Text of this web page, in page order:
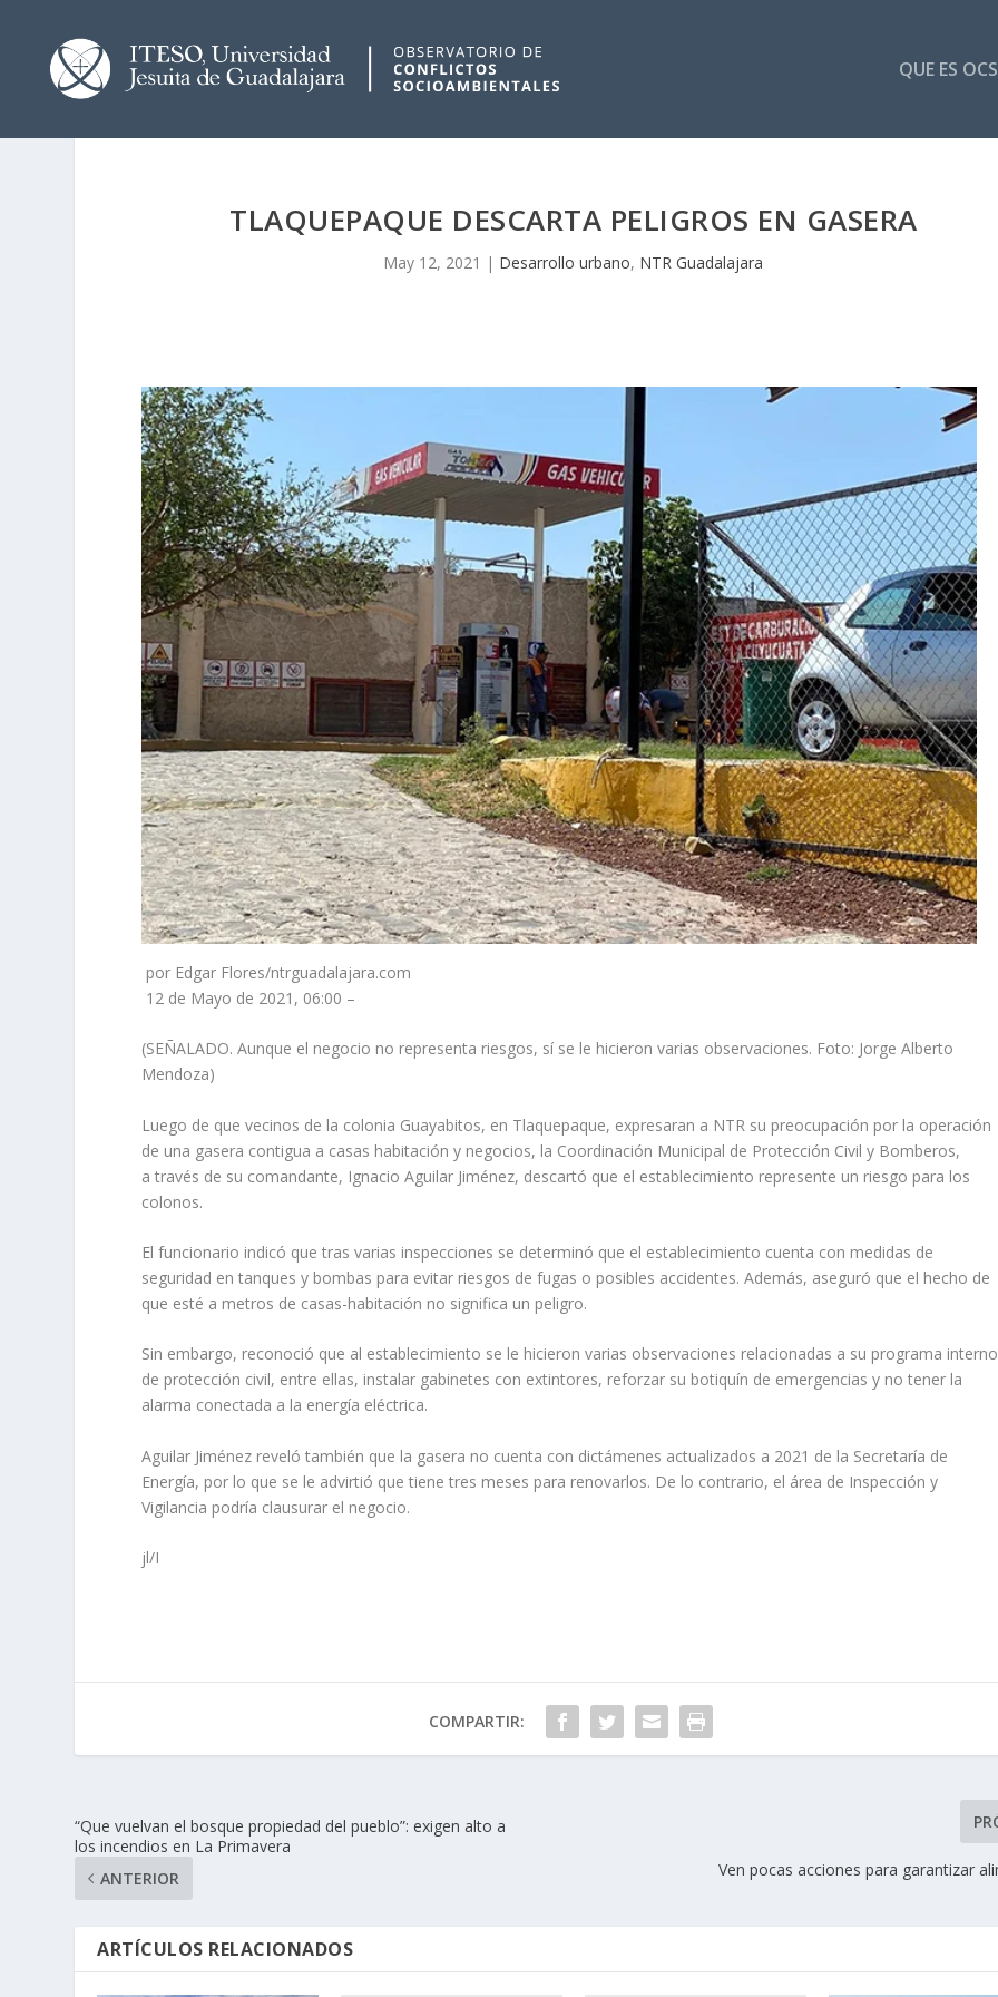
QUE ES
TLAQUEPAQUE DESCARTA PELIGROS EN GASERA
May 12, 2021 | Desarrollo urbano, NTR Guadalajara
por Edgar Flores/ntrguadalajara.com
12 de Mayo de 2021, 06:00 –
(SEÑALADO. Aunque el negocio no representa riesgos, sí se le hicieron varias observaciones. Foto: Jorge Alberto
Mendoza)
Luego de que vecinos de la colonia Guayabitos, en Tlaquepaque, expresaran a NTR su preocupación por la operación
de una gasera contigua a casas habitación y negocios, la Coordinación Municipal de Protección Civil y Bomberos,
a través de su comandante, Ignacio Aguilar Jiménez, descartó que el establecimiento represente un riesgo para los
colonos.
El funcionario indicó que tras varias inspecciones se determinó que el establecimiento cuenta con medidas de
seguridad en tanques y bombas para evitar riesgos de fugas o posibles accidentes. Además, aseguró que el hecho de
que esté a metros de casas-habitación no significa un peligro.
Sin embargo, reconoció que al establecimiento se le hicieron varias observaciones relacionadas a su programa interno
de protección civil, entre ellas, instalar gabinetes con extintores, reforzar su botiquín de emergencias y no tener la
alarma conectada a la energía eléctrica.
Aguilar Jiménez reveló también que la gasera no cuenta con dictámenes actualizados a 2021 de la Secretaría de
Energía, por lo que se le advirtió que tiene tres meses para renovarlos. De lo contrario, el área de Inspección y
Vigilancia podría clausurar el negocio.
jl/I
COMPARTIR:
“Que vuelvan el bosque propiedad del pueblo”: exigen alto a
los incendios en La Primavera
ANTERIOR
Ven pocas acciones para garantizar
ARTÍCULOS RELACIONADOS